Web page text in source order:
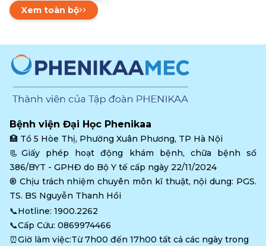
Xem toàn bộ
Bệnh viện Đại Học Phenikaa
🏥 Tổ 5 Hòe Thị, Phường Xuân Phương, TP Hà Nội
📃Giấy phép hoạt động khám bệnh, chữa bệnh số
386/BYT - GPHĐ do Bộ Y tế cấp ngày 22/11/2024
®️ Chịu trách nhiệm chuyên môn kĩ thuật, nội dung: PGS.
TS. BS Nguyễn Thanh Hồi
📞Hotline: 1900.2262
📞Cấp Cứu: 0869974466
⏰Giờ làm việc:Từ 7h00 đến 17h00 tất cả các ngày trong